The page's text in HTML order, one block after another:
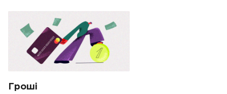
Гроші